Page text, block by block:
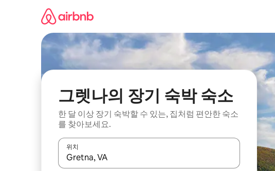
그렛나의 장기 숙박 숙소
한 달 이상 장기 숙박할 수 있는, 집처럼 편안한 숙소
를 찾아보세요.
위치
결과가 나오면 위·아래 화살표 키를 사용하거나 터치 또는 스와이